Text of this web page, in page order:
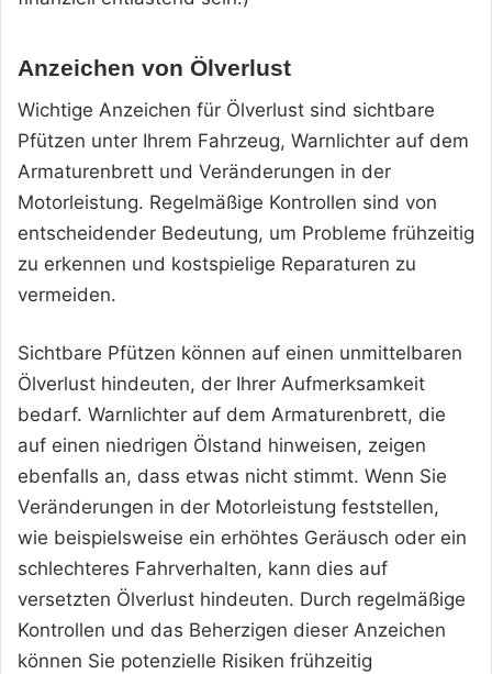
Anzeichen von Ölverlust
Wichtige Anzeichen für Ölverlust sind sichtbare
Pfützen unter Ihrem Fahrzeug, Warnlichter auf dem
Armaturenbrett und Veränderungen in der
Motorleistung. Regelmäßige Kontrollen sind von
entscheidender Bedeutung, um Probleme frühzeitig
zu erkennen und kostspielige Reparaturen zu
vermeiden.
Sichtbare Pfützen können auf einen unmittelbaren
Ölverlust hindeuten, der Ihrer Aufmerksamkeit
bedarf. Warnlichter auf dem Armaturenbrett, die
auf einen niedrigen Ölstand hinweisen, zeigen
ebenfalls an, dass etwas nicht stimmt. Wenn Sie
Veränderungen in der Motorleistung feststellen,
wie beispielsweise ein erhöhtes Geräusch oder ein
schlechteres Fahrverhalten, kann dies auf
versetzten Ölverlust hindeuten. Durch regelmäßige
Kontrollen und das Beherzigen dieser Anzeichen
können Sie potenzielle Risiken frühzeitig